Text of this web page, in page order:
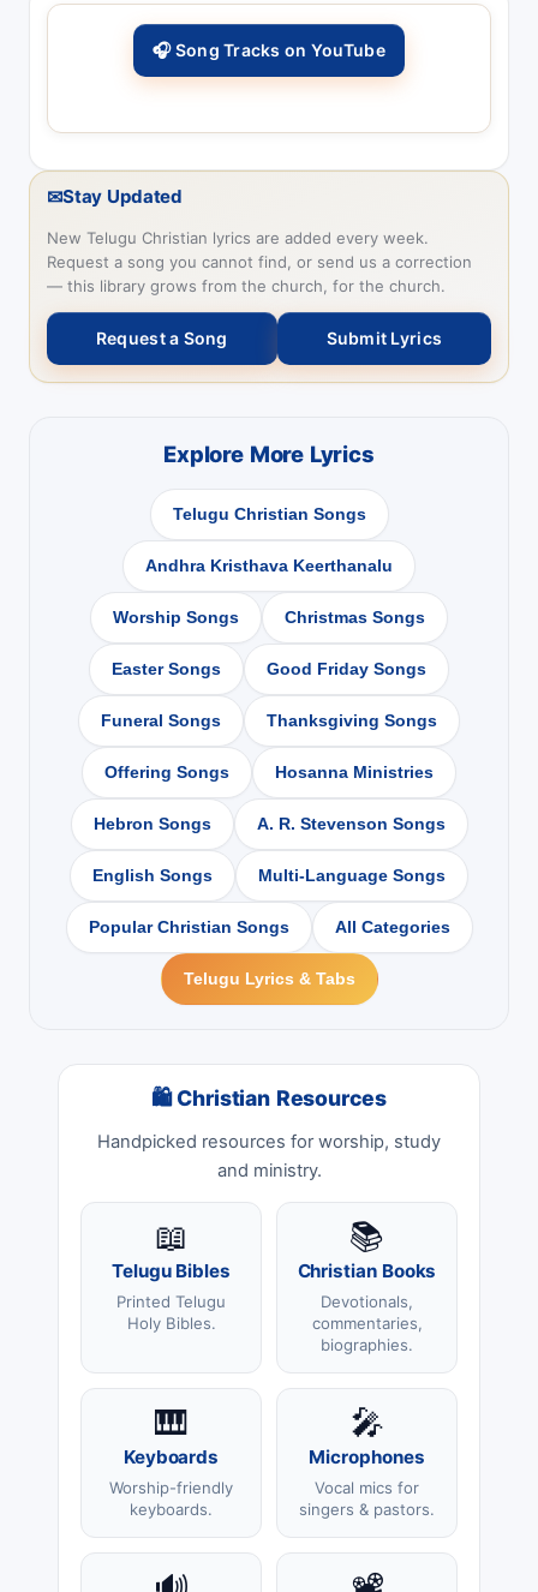
🎧 Song Tracks on YouTube
✉Stay Updated
New Telugu Christian lyrics are added every week.
Request a song you cannot find, or send us a correction
— this library grows from the church, for the church.
Request a Song Submit Lyrics
Explore More Lyrics
Telugu Christian Songs
Andhra Kristhava Keerthanalu
Worship Songs Christmas Songs
Easter Songs Good Friday Songs
Funeral Songs Thanksgiving Songs
Offering Songs Hosanna Ministries
Hebron Songs A. R. Stevenson Songs
English Songs Multi-Language Songs
Popular Christian Songs All Categories
Telugu Lyrics & Tabs
🛍 Christian Resources
Handpicked resources for worship, study
and ministry.
📖
Telugu Bibles
Printed Telugu
Holy Bibles.
📚
Christian Books
Devotionals,
commentaries,
biographies.
🎹
Keyboards
Worship-friendly
keyboards.
🎤
Microphones
Vocal mics for
singers & pastors.